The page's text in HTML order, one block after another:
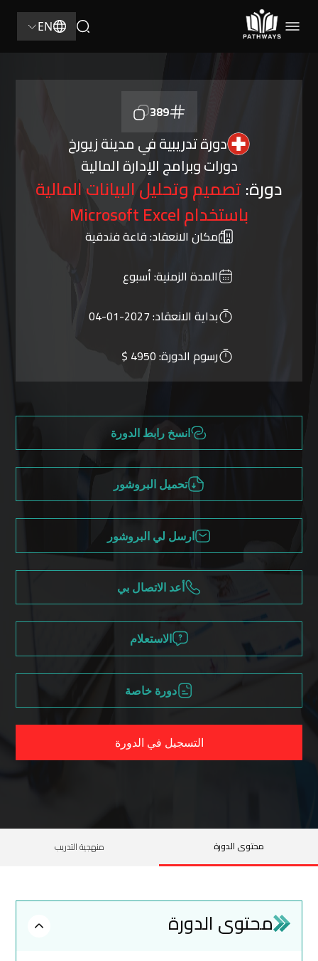
EN
389
دورة تدريبية في مدينة زيورخ
دورات وبرامج الإدارة المالية
دورة:تصميم وتحليل البيانات المالية
باستخدام Microsoft Excel
مكان الانعقاد:قاعة فندقية
المدة الزمنية:أسبوع
بداية الانعقاد:2027-01-04
رسوم الدورة:4950 $
انسخ رابط الدورة
تحميل البروشور
ارسل لي البروشور
أعد الاتصال بي
الاستعلام
دورة خاصة
التسجيل في الدورة
محتوى الدورة منهجية التدريب
محتوى الدورة